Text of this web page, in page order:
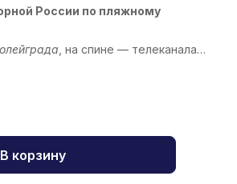
России по пляжному
, на спине — телеканала
В корзину